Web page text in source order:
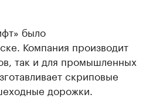
было
Компания производит
так и для промышленных
скриповые
дорожки.